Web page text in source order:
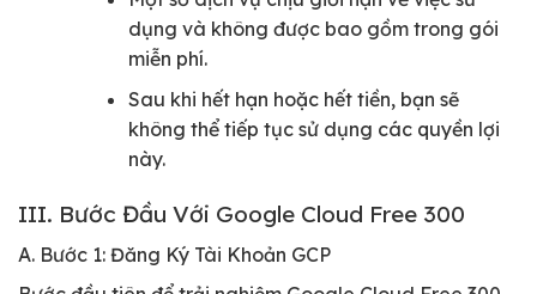
dụng và không được bao gồm trong gói
miễn phí.
Sau khi hết hạn hoặc hết tiền, bạn sẽ
không thể tiếp tục sử dụng các quyền lợi
này.
III. Bước Đầu Với Google Cloud Free 300
A. Bước 1: Đăng Ký Tài Khoản GCP